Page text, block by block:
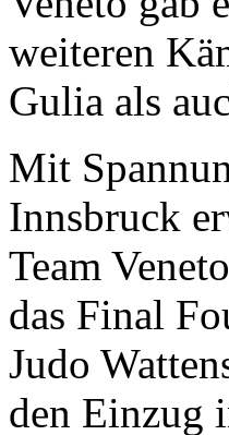
weiteren
Gulia als
Mit
Innsbruck
Team
das Final
Judo
den Einzug